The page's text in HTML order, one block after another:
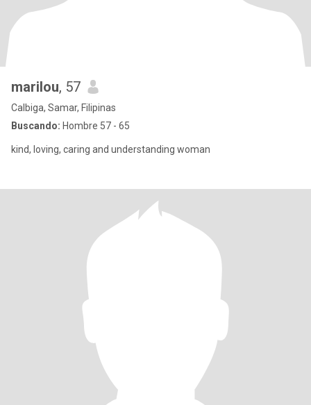
marilou, 57
Calbiga, Samar, Filipinas
Buscando: Hombre 57 - 65
kind, loving, caring and understanding woman